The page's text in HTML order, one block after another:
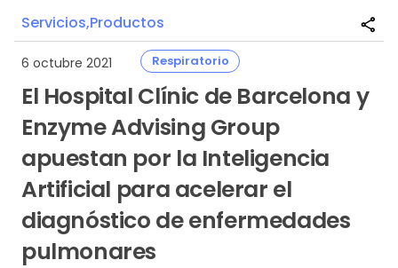
of
8
Servicios,Productos share
6 octubre 2021 Respiratorio
El Hospital Clínic de Barcelona y
Enzyme Advising Group
apuestan por la Inteligencia
Artificial para acelerar el
diagnóstico de enfermedades
pulmonares